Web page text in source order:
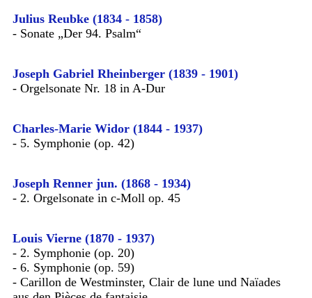
Julius Reubke (1834 - 1858)
- Sonate „Der 94. Psalm“
Joseph Gabriel Rheinberger (1839 - 1901)
- Orgelsonate Nr. 18 in A-Dur
Charles-Marie Widor (1844 - 1937)
- 5. Symphonie (op. 42)
Joseph Renner jun. (1868 - 1934)
- 2. Orgelsonate in c-Moll op. 45
Louis Vierne (1870 - 1937)
- 2. Symphonie (op. 20)
- 6. Symphonie (op. 59)
- Carillon de Westminster, Clair de lune und Naïades